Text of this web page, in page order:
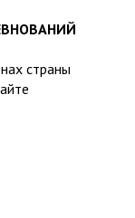
страны